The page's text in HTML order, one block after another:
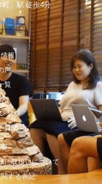
」駅 徒歩4分
出版
報
声
覧
ンジ
質問
に取扱いについて
する表記